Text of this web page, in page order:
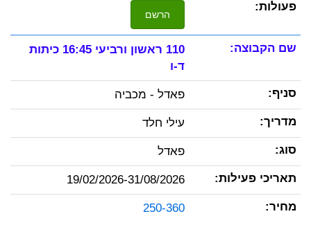
הרשם
110 ראשון ורביעי 16:45 כיתות
ד-ו
פאדל - מכביה
עילי חלד
פאדל
19/02/2026-31/08/2026
250-360